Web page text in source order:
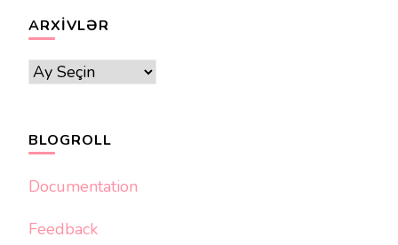
ARXIVLƏR
Arxivlər
BLOGROLL
Documentation
Feedback